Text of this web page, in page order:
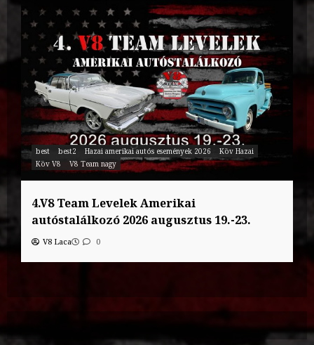
best best2 Hazai amerikai autós események 2026
Köv Hazai
Köv V8
V8 Team nagy
4.V8 Team Levelek Amerikai
autóstalálkozó 2026 augusztus 19.-23.
V8 Laca 0